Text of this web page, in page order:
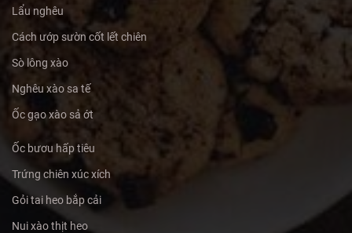
Lẩu nghêu
Cách ướp sườn cốt lết chiên
Sò lông xào
Nghêu xào sa tế
Ốc gạo xào sả ớt
Ốc bươu hấp tiêu
Trứng chiên xúc xích
Gỏi tai heo bắp cải
Nui xào thịt heo